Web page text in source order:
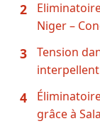
2
Niger –
3
Tension
4
grâce à